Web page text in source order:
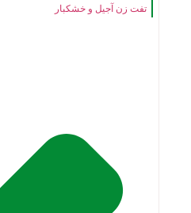
تفت زن آجیل و خشکبار